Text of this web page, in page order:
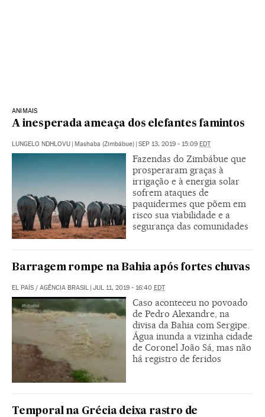
ANIMAIS
A inesperada ameaça dos elefantes famintos
LUNGELO NDHLOVU Mashaba (Zimbábue) SEP 13, 2019 - 15:09 EDT
Fazendas do Zimbábue que
prosperaram graças à
irrigação e à energia solar
sofrem ataques de
paquidermes que põem em
risco sua viabilidade e a
segurança das comunidades
Barragem rompe na Bahia após fortes chuvas
EL PAÍS / AGÊNCIA BRASIL | JUL 11, 2019 - 16:40 EDT
Caso aconteceu no povoado
de Pedro Alexandre, na
divisa da Bahia com Sergipe.
Água inunda a vizinha cidade
de Coronel João Sá, mas não
há registro de feridos
Temporal na Grécia deixa rastro de